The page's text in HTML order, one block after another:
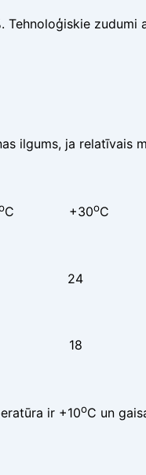
ilgums, ja relatīvais
C +30oC
24 24
20 18
ir +10oC un